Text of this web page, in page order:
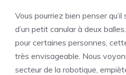
Vous pourriez bien penser qu’il
d’un petit canular à deux
pour certaines personnes,
très envisageable. Nous
secteur de la robotique,